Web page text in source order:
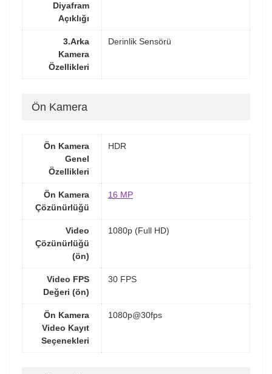
Diyafram
Açıklığı
3.Arka
Kamera
Özellikleri
Derinlik Sensörü
Ön Kamera
Ön Kamera
Genel
Özellikleri
HDR
Ön Kamera
Çözünürlüğü
16 MP
Video
Çözünürlüğü
(ön)
1080p (Full HD)
Video FPS
Değeri (ön)
30 FPS
Ön Kamera
Video Kayıt
Seçenekleri
1080p@30fps